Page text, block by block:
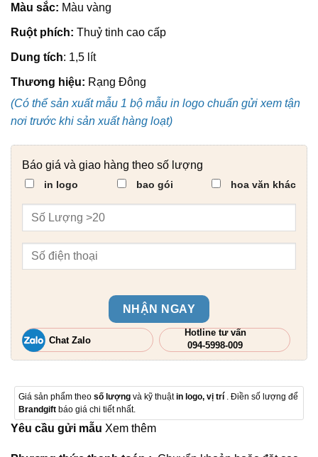
Màu sắc: Màu vàng
Ruột phích: Thuỷ tinh cao cấp
Dung tích: 1,5 lít
Thương hiệu: Rạng Đông
(Có thể sản xuất mẫu 1 bộ mẫu in logo chuẩn gửi xem tận
nơi trước khi sản xuất hàng loạt)
Báo giá và giao hàng theo số lượng
in logo bao gói hoa văn khác
NHẬN NGAY
Chat Zalo
Hotline tư vấn
094-5998-009
Giá sản phẩm theo số lượng và kỹ thuậtin logo, vị trí . Điền số lượng để
Brandgift báo giá chi tiết nhất.
Yêu cầu gửi mẫu Xem thêm